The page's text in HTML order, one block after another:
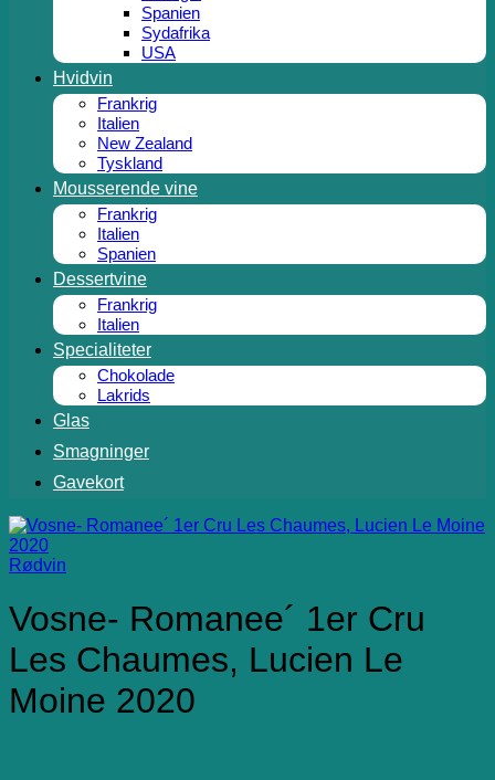
Spanien
Sydafrika
USA
Hvidvin
Frankrig
Italien
New Zealand
Tyskland
Mousserende vine
Frankrig
Italien
Spanien
Dessertvine
Frankrig
Italien
Specialiteter
Chokolade
Lakrids
Glas
Smagninger
Gavekort
Rødvin
Vosne- Romanee´ 1er Cru
Les Chaumes, Lucien Le
Moine 2020